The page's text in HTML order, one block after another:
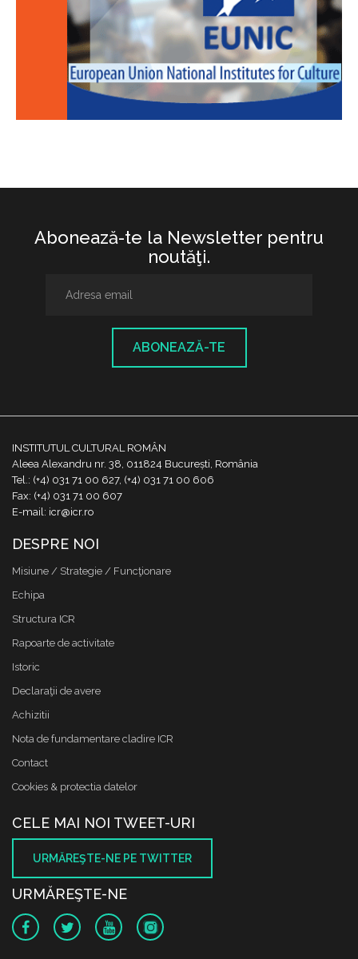
Abonează-te la Newsletter pentru
noutăţi.
ABONEAZĂ-TE
INSTITUTUL CULTURAL ROMÂN
Aleea Alexandru nr. 38, 011824 București, România
Tel.: (+4) 031 71 00 627, (+4) 031 71 00 606
Fax: (+4) 031 71 00 607
E-mail: icr@icr.ro
DESPRE NOI
Misiune / Strategie / Funcţionare
Echipa
Structura ICR
Rapoarte de activitate
Istoric
Declaraţii de avere
Achizitii
Nota de fundamentare cladire ICR
Contact
Cookies & protectia datelor
CELE MAI NOI TWEET-URI
URMĂREŞTE-NE PE TWITTER
URMĂREŞTE-NE